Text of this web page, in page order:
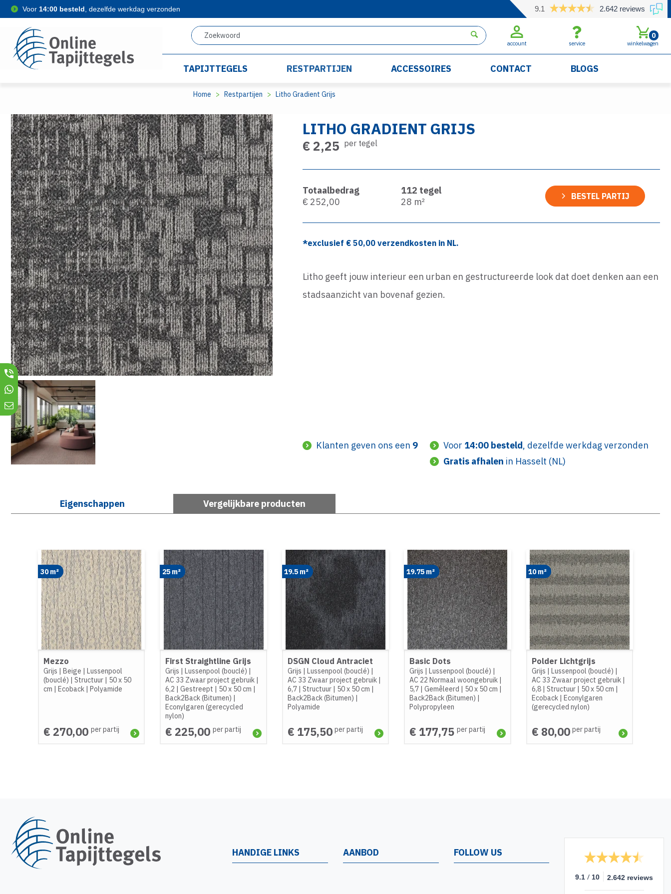
Voor 14:00 besteld , dezelfde werkdag verzonden 9.1 2.642 reviews
account service winkelwagen
0
TAPIJTTEGELS RESTPARTIJEN ACCESSOIRES CONTACT BLOGS
Home Restpartijen Litho Gradient Grijs
LITHO GRADIENT GRIJS
€ 2,25 per tegel
Totaalbedrag
€ 252,00
112 tegel
28 m² BESTEL PARTIJ
*exclusief €50,00 verzendkosten in NL.
Litho geeft jouw interieur een urban en gestructureerde look dat doet denken aan een
stadsaanzicht van bovenaf gezien.
Klanten geven ons een 9 Voor 14:00 besteld, dezelfde werkdag verzonden
Gratis afhalen in Hasselt (NL)
Eigenschappen Vergelijkbare producten
30 m²
Mezzo
Grijs Beige
Lussenpool
(bouclé)
Structuur
50 x 50
cm
Ecoback Polyamide
€ 270,00 per partij
25 m²
First Straightline Grijs
Grijs Lussenpool (bouclé)
AC 33 Zwaar project gebruik
6,2 |Gestreept 50 x 50 cm
Back2Back (Bitumen)
Econylgaren (gerecycled
nylon)
€ 225,00 per partij
19.5 m²
DSGN Cloud Antraciet
Grijs Lussenpool (bouclé)
AC 33 Zwaar project gebruik|
6,7| Structuur| 50 x 50 cm
Back2Back (Bitumen)
Polyamide
€ 175,50 per partij
19.75 m²
Basic Dots
Grijs Lussenpool (bouclé)
AC 22 Normaal woongebruik
5,7 |Gemêleerd 50 x 50 cm
Back2Back (Bitumen)
Polypropyleen
€ 177,75 per partij
10 m²
Polder Lichtgrijs
Grijs Lussenpool (bouclé)
AC 33 Zwaar project gebruik|
6,8| Structuur| 50 x 50 cm
Ecoback|
Econylgaren
(gerecycled nylon)
€ 80,00 per partij
HANDIGE LINKS AANBOD FOLLOW US
9.1 / 10 2.642 reviews